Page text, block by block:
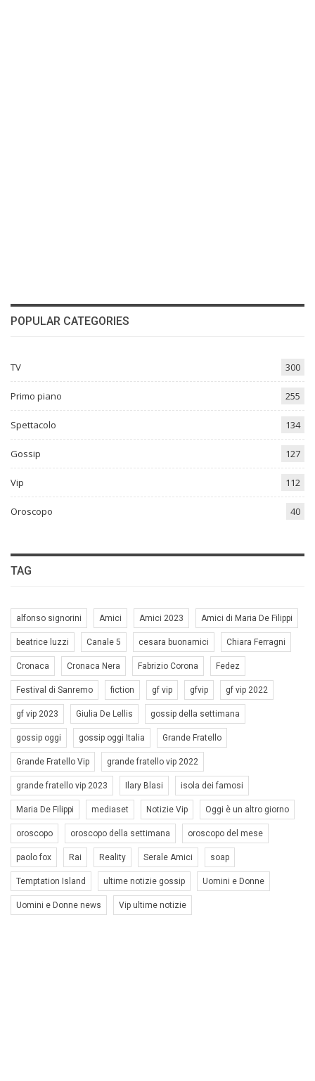
POPULAR CATEGORIES
TV 300
Primo piano 255
Spettacolo 134
Gossip 127
Vip 112
Oroscopo 40
TAG
alfonso signorini Amici Amici 2023 Amici di Maria De Filippi
beatrice luzzi Canale 5 cesara buonamici Chiara Ferragni
Cronaca Cronaca Nera Fabrizio Corona Fedez
Festival di Sanremo fiction gf vip gfvip gf vip 2022
gf vip 2023 Giulia De Lellis gossip della settimana
gossip oggi gossip oggi Italia Grande Fratello
Grande Fratello Vip grande fratello vip 2022
grande fratello vip 2023 Ilary Blasi isola dei famosi
Maria De Filippi mediaset Notizie Vip Oggi è un altro giorno
oroscopo oroscopo della settimana oroscopo del mese
paolo fox Rai Reality Serale Amici soap
Temptation Island ultime notizie gossip Uomini e Donne
Uomini e Donne news Vip ultime notizie